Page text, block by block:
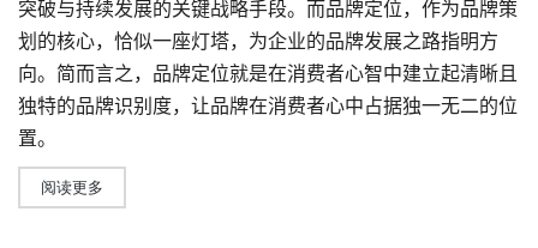
突破与持续发展的关键战略手段。而品牌定位，作为品牌策
划的核心，恰似一座灯塔，为企业的品牌发展之路指明方
向。简而言之，品牌定位就是在消费者心智中建立起清晰且
独特的品牌识别度，让品牌在消费者心中占据独一无二的位
置。
阅读更多